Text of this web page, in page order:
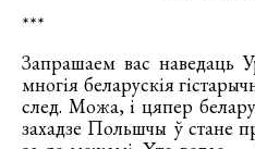
***
Запрашаем вас наведаць
многія беларускія
след. Можа, і цяпер
захадзе Польшчы ў стане